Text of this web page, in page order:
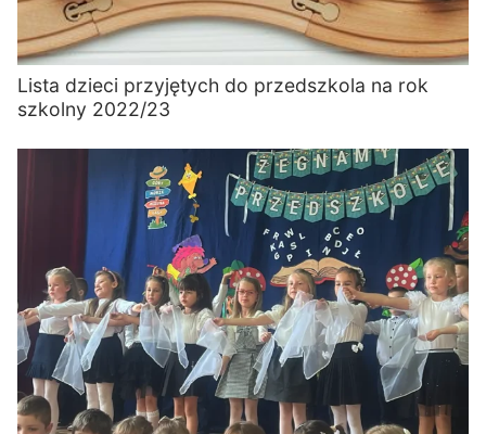
Lista dzieci przyjętych do przedszkola na rok
szkolny 2022/23